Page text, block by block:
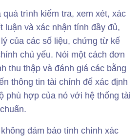
quá trình kiểm tra, xem xét, xác
luận và xác nhận tính đầy đủ,
của các số liệu, chứng từ kế
chủ yếu. Nói một cách đơn
thu thập và đánh giá các bằng
thông tin tài chính để xác định
phù hợp của nó với hệ thống tài
đảm bảo tính chính xác